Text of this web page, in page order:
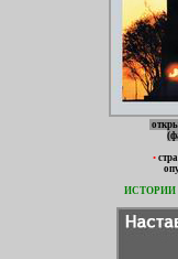
•
ИСТОРИИ